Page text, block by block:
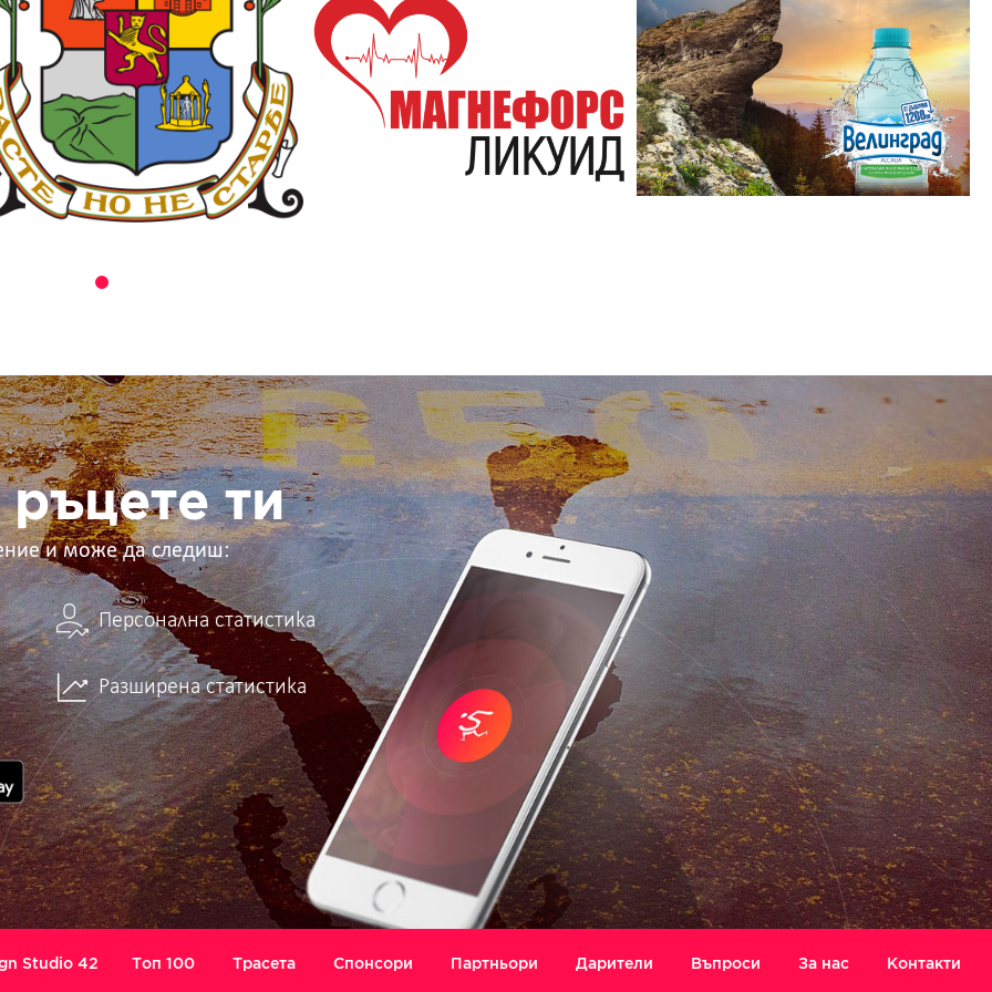
ръцете ти
и може да следиш:
Персонална статистика
Разширена статистика
Studio 42 Топ 100 Трасета Спонсори Партньори Дарители Въпроси За нас Контакти